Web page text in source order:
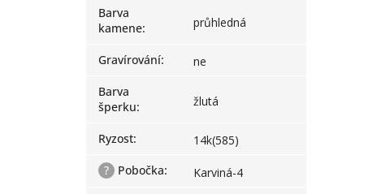
Barva
kamene: průhledná
Gravírování:
ne
Barva
šperku: žlutá
Ryzost:
14k(585)
?
Pobočka:
Karviná-4